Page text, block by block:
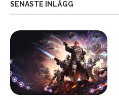
SENASTE INLÄGG